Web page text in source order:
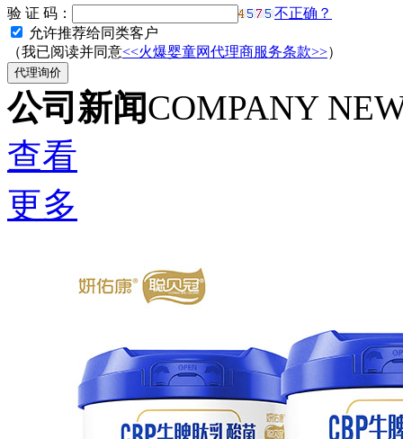
验 证 码：
不正确？
允许推荐给同类客户
（我已阅读并同意<<火爆婴童网代理商服务条款>>）
公司新闻COMPANY
查看
更多